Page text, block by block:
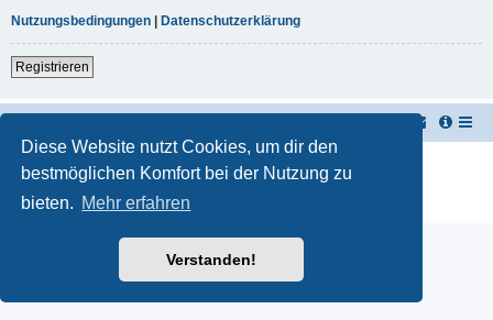
Diese Website nutzt Cookies, um dir den
bestmöglichen Komfort bei der Nutzung zu
bieten. Mehr erfahren
Verstanden!
Nutzungsbedingungen
Datenschutzerklärung
Registrieren
Deutsche Übersetzung durchphpBB.de
Datenschutz